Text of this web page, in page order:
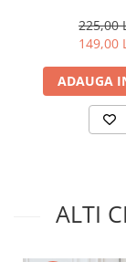
225,00
149,00
ADAUGA
ALTI